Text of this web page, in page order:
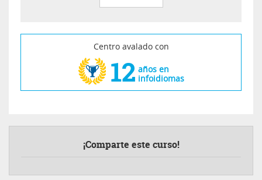
Centro avalado con
12 años en
infoidiomas
¡Comparte este curso!